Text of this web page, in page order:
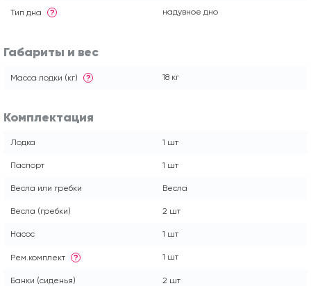
Тип дна ? надувное дно
Габариты и вес
Масса лодки (кг) ? 18 кг
Комплектация
Лодка 1 шт
Паспорт 1 шт
Весла или гребки Весла
Весла (гребки) 2 шт
Насос 1 шт
Рем.комплект ? 1 шт
Банки (сиденья) 2 шт